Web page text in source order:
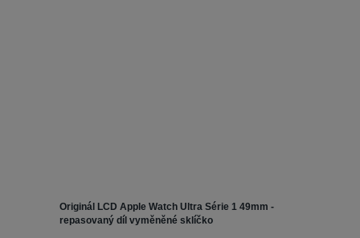
Originál LCD Apple Watch Ultra Série 1 49mm -
repasovaný díl vyměněné sklíčko